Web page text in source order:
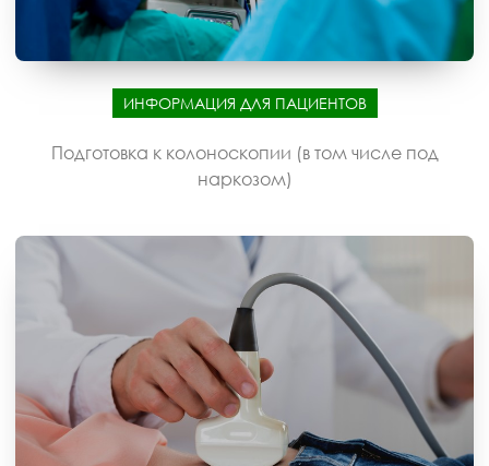
ИНФОРМАЦИЯ ДЛЯ ПАЦИЕНТОВ
Подготовка к колоноскопии (в том числе под
наркозом)